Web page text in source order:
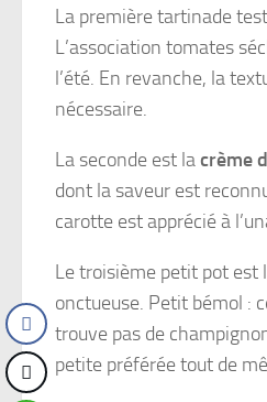
La première tartinade
L’association tomates
l’été. En revanche, la
nécessaire.
La seconde est lacrème
dont la saveur est
carotte est apprécié à
Le troisième petit pot est
onctueuse. Petit bémol :
trouve pas de
petite préférée tout de